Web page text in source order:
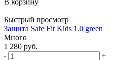
Быстрый просмотр
Защита Safe Fit Kids 1.0 green
Много
1 280 руб.
-
+